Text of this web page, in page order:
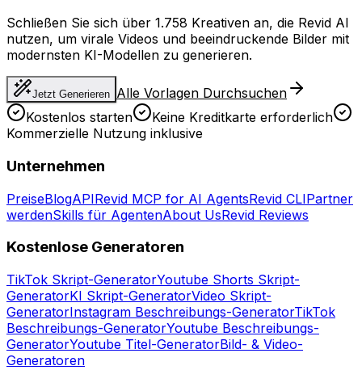
Schließen Sie sich über 1.758 Kreativen an, die Revid AI
nutzen, um virale Videos und beeindruckende Bilder mit
modernsten KI-Modellen zu generieren.
Jetzt Generieren Alle Vorlagen Durchsuchen
Kostenlos starten
Keine Kreditkarte erforderlich
Kommerzielle Nutzung inklusive
Unternehmen
PreiseBlogAPIRevid MCP for AI AgentsRevid CLIPartner
werdenSkills für AgentenAbout UsRevid Reviews
Kostenlose Generatoren
TikTok Skript-GeneratorYoutube Shorts Skript-
GeneratorKI Skript-GeneratorVideo Skript-
GeneratorInstagram Beschreibungs-GeneratorTikTok
Beschreibungs-GeneratorYoutube Beschreibungs-
GeneratorYoutube Titel-GeneratorBild- & Video-
Generatoren